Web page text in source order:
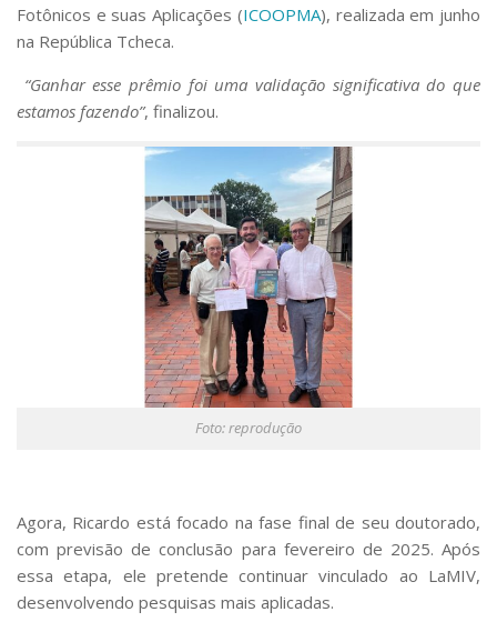
Fotônicos e suas Aplicações (ICOOPMA), realizada em junho
na República Tcheca.
“Ganhar esse prêmio foi uma validação significativa do que
estamos fazendo”, finalizou.
Foto: reprodução
Agora, Ricardo está focado na fase final de seu doutorado,
com previsão de conclusão para fevereiro de 2025. Após
essa etapa, ele pretende continuar vinculado ao LaMIV,
desenvolvendo pesquisas mais aplicadas.